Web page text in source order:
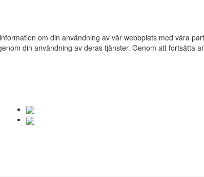
om din användning av vår webbplats med våra
din användning av deras tjänster. Genom att fortsätta